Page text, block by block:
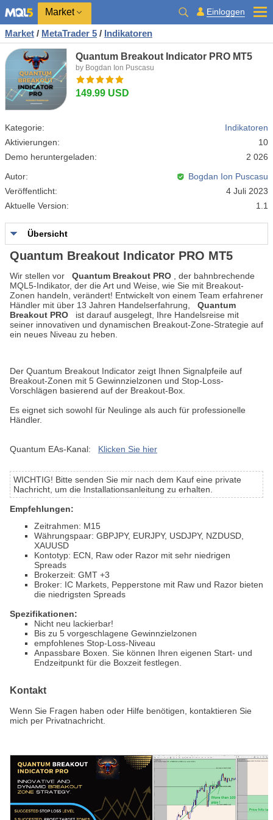
Market Einloggen
Market / MetaTrader 5 / Indikatoren
Quantum Breakout Indicator PRO MT5
by Bogdan Ion Puscasu
149.99 USD
Kategorie:
Indikatoren
Aktivierungen:
10
Demo heruntergeladen:
2 026
Autor:
Bogdan Ion Puscasu
Veröffentlicht:
4 Juli 2023
Aktuelle Version:
1.1
Übersicht
Quantum Breakout Indicator PRO MT5
Wir stellen vor Quantum Breakout PRO
, der bahnbrechende
MQL5-Indikator, der die Art und Weise, wie Sie mit Breakout-
Zonen handeln, verändert! Entwickelt von einem Team erfahrener
Händler mit über 13 Jahren Handelserfahrung,
Quantum
Breakout PRO
ist darauf ausgelegt, Ihre Handelsreise mit
seiner innovativen und dynamischen Breakout-Zone-Strategie auf
ein neues Niveau zu heben.
Der Quantum Breakout Indicator zeigt Ihnen Signalpfeile auf
Breakout-Zonen mit 5 Gewinnzielzonen und Stop-Loss-
Vorschlägen basierend auf der Breakout-Box.
Es eignet sich sowohl für Neulinge als auch für professionelle
Händler.
Quantum EAs-Kanal: Klicken Sie hier
WICHTIG! Bitte senden Sie mir nach dem Kauf eine private
Nachricht, um die Installationsanleitung zu erhalten.
Empfehlungen:
Zeitrahmen: M15
Währungspaar: GBPJPY, EURJPY, USDJPY, NZDUSD,
XAUUSD
Kontotyp: ECN, Raw oder Razor mit sehr niedrigen
Spreads
Brokerzeit: GMT +3
Broker: IC Markets, Pepperstone mit Raw und Razor bieten
die niedrigsten Spreads
Spezifikationen:
Nicht neu lackierbar!
Bis zu 5 vorgeschlagene Gewinnzielzonen
empfohlenes Stop-Loss-Niveau
Anpassbare Boxen. Sie können Ihren eigenen Start- und
Endzeitpunkt für die Boxzeit festlegen.
Kontakt
Wenn Sie Fragen haben oder Hilfe benötigen, kontaktieren Sie
mich per Privatnachricht.